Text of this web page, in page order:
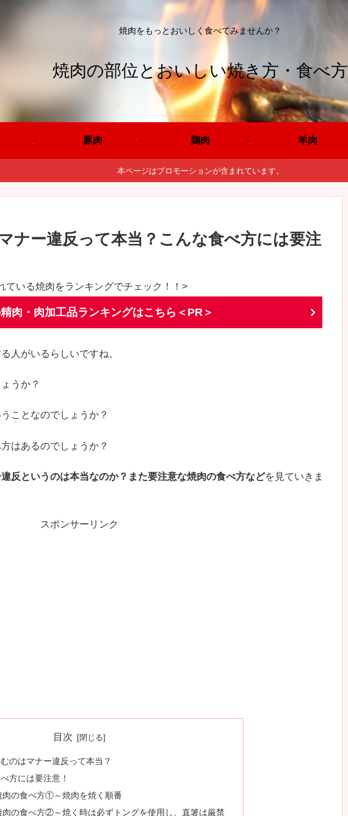
焼肉をもっとおいしく食べてみませんか？
焼肉の部位とおいしい焼き方・食べ方
豚肉 鶏肉 羊肉
本ページはプロモーションが含まれています。
ナー違反って本当？こんな食べ方には要注
ている焼肉をランキングでチェック！！>
肉・肉加工品ランキングはこちら＜PR＞
人がいるらしいですね。
うか？
ことなのでしょうか？
はあるのでしょうか？
反というのは本当なのか？また要注意な焼肉の食べ方などを見ていきま
スポンサーリンク
目次
のはマナー違反って本当？
方には要注意！
肉の食べ方①～焼肉を焼く順番
肉の食べ方②～焼く時は必ずトングを使用し、直箸は厳禁